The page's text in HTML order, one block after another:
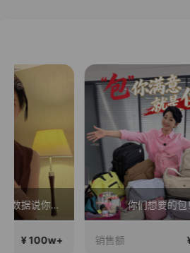
你们想要的包！终于来了！包你满意！
销售额 ¥ 100w+